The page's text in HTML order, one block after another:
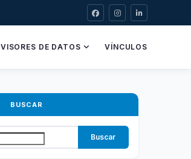
VISORES DE DATOS VÍNCULOS
BUSCAR